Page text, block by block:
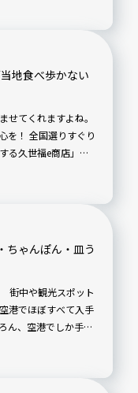
ーメンマニアの筆
地食べ歩かない
てくれますよね。
を！ 全国選りすぐり
久世福e商店」
事家・写真家」の
4回目は「伊吹島ア
ちゃんぽん・皿う
街中や観光スポット
港でほぼすべて入手
ん、空港でしか手に